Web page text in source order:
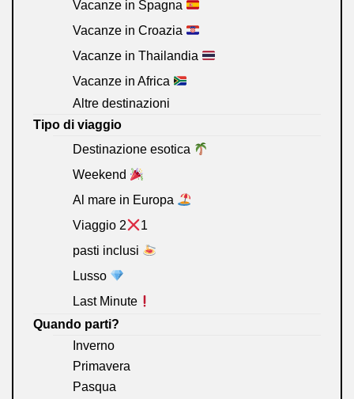
Vacanze in Spagna
Vacanze in Croazia
Vacanze in Thailandia
Vacanze in Africa
Altre destinazioni
Tipo di viaggio
Destinazione esotica
Weekend
Al mare in Europa
Viaggio 2
1
pasti inclusi
Lusso
Last Minute
Quando parti?
Inverno
Primavera
Pasqua